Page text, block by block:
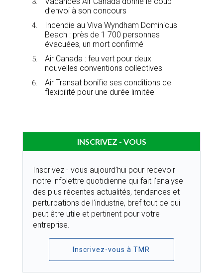
d’envoi à son concours
Incendie au Viva Wyndham Dominicus
Beach : près de 1 700 personnes
évacuées, un mort confirmé
Air Canada : feu vert pour deux
nouvelles conventions collectives
Air Transat bonifie ses conditions de
flexibilité pour une durée limitée
INSCRIVEZ - VOUS
Inscrivez - vous aujourd’hui pour recevoir
notre infolettre quotidienne qui fait l’analyse
des plus récentes actualités, tendances et
perturbations de l’industrie, bref tout ce qui
peut être utile et pertinent pour votre
entreprise.
Inscrivez-vous à TMR